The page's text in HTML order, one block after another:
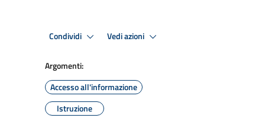
Condividi Vedi azioni
Argomenti:
Accesso all'informazione
Istruzione